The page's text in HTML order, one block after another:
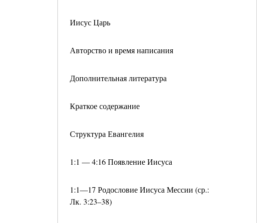
Иисус Царь
Авторство и время написания
Дополнительная литература
Краткое содержание
Структура Евангелия
1:1 — 4:16 Появление Иисуса
1:1—17 Родословие Иисуса Мессии (ср.:
Лк. 3:23–38)